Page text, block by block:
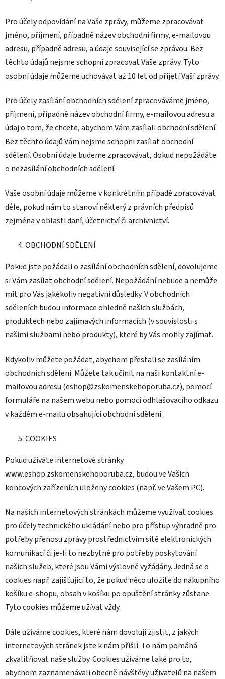
Pro účely odpovídání na Vaše zprávy, můžeme zpracovávat
jméno, příjmení, případně název obchodní firmy, e-mailovou
adresu, případně adresu, a údaje související se zprávou. Bez
těchto údajů nejsme schopni zpracovat Vaše zprávy. Tyto
osobní údaje můžeme uchovávat až 10 let od přijetí Vaší zprávy.
Pro účely zasílání obchodních sdělení zpracováváme jméno,
příjmení, případně název obchodní firmy, e-mailovou adresu a
údaj o tom, že chcete, abychom Vám zasílali obchodní sdělení.
Bez těchto údajů Vám nejsme schopni zasílat obchodní
sdělení. Osobní údaje budeme zpracovávat, dokud nepožádáte
o nezasílání obchodních sdělení.
Vaše osobní údaje můžeme v konkrétním případě zpracovávat
déle, pokud nám to stanoví některý z právních předpisů
zejména v oblasti daní, účetnictví či archivnictví.
OBCHODNÍ SDĚLENÍ
Pokud jste požádali o zasílání obchodních sdělení, dovolujeme
si Vám zasílat obchodní sdělení. Nepožádání nebude a nemůže
mít pro Vás jakékoliv negativní důsledky. V obchodních
sděleních budou informace ohledně našich službách,
produktech nebo zajímavých informacích (v souvislosti s
našimi službami nebo produkty), které by Vás mohly zajímat.
Kdykoliv můžete požádat, abychom přestali se zasíláním
obchodních sdělení. Můžete tak učinit na naši kontaktní e-
mailovou adresu (eshop@zskomenskehoporuba.cz), pomocí
formuláře na našem webu nebo pomocí odhlašovacího odkazu
v každém e-mailu obsahující obchodní sdělení.
COOKIES
Pokud užíváte internetové stránky
www.eshop.zskomenskehoporuba.cz, budou ve Vašich
koncových zařízeních uloženy cookies (např. ve Vašem PC).
Na našich internetových stránkách můžeme využívat cookies
pro účely technického ukládání nebo pro přístup výhradně pro
potřeby přenosu zprávy prostřednictvím sítě elektronických
komunikací či je-li to nezbytné pro potřeby poskytování
našich služeb, které jsou Vámi výslovně vyžádány. Jedná se o
cookies např. zajišťující to, že pokud něco uložíte do nákupního
košíku e-shopu, obsah v košíku po opuštění stránky zůstane.
Tyto cookies můžeme užívat vždy.
Dále užíváme cookies, které nám dovolují zjistit, z jakých
internetových stránek jste k nám přišli. To nám pomáhá
zkvalitňovat naše služby. Cookies užíváme také pro to,
abychom zaznamenávali obecně návštěvy uživatelů na našem